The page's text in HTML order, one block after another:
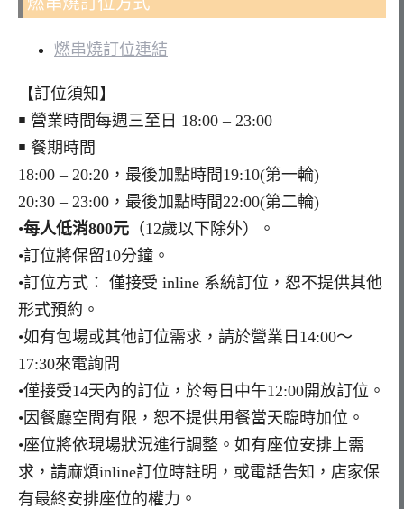
燃串燒訂位連結
【訂位須知】
￭ 營業時間每週三至日 18:00 – 23:00
￭ 餐期時間
18:00 – 20:20，最後加點時間19:10(第一輪)
20:30 – 23:00，最後加點時間22:00(第二輪)
•每人低消800元 （12歲以下除外）。
•訂位將保留10分鐘。
•訂位方式： 僅接受 inline 系統訂位，恕不提供其他
形式預約。
•如有包場或其他訂位需求，請於營業日14:00～
17:30來電詢問
•僅接受14天內的訂位，於每日中午12:00開放訂位。
•因餐廳空間有限，恕不提供用餐當天臨時加位。
•座位將依現場狀況進行調整。如有座位安排上需
求，請麻煩inline訂位時註明，或電話告知，店家保
有最終安排座位的權力。